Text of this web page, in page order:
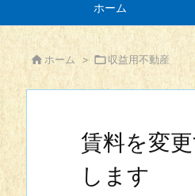
ホーム
ホーム > 収益用不動産
賃料を変
します